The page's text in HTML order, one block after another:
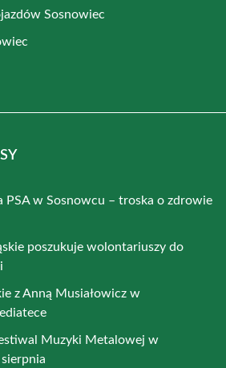
Sosnowiec
PSA w Sosnowcu – troska o zdrowie
poszukuje wolontariuszy do
z Anną Musiałowicz w
Muzyki Metalowej w